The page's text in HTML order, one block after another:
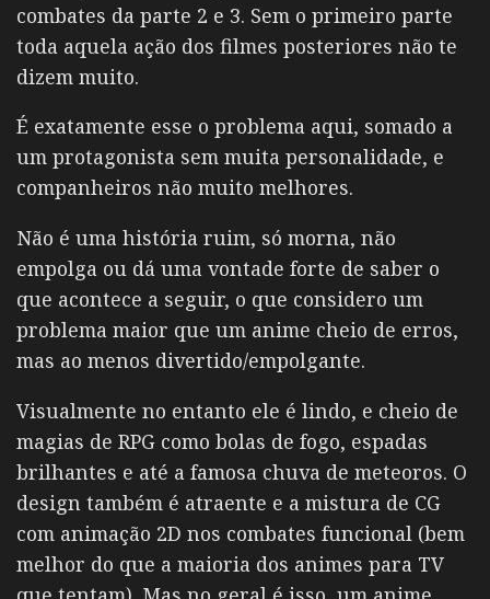
combates da parte 2 e 3. Sem o primeiro parte
toda aquela ação dos filmes posteriores não te
dizem muito.
É exatamente esse o problema aqui, somado a
um protagonista sem muita personalidade, e
companheiros não muito melhores.
Não é uma história ruim, só morna, não
empolga ou dá uma vontade forte de saber o
que acontece a seguir, o que considero um
problema maior que um anime cheio de erros,
mas ao menos divertido/empolgante.
Visualmente no entanto ele é lindo, e cheio de
magias de RPG como bolas de fogo, espadas
brilhantes e até a famosa chuva de meteoros. O
design também é atraente e a mistura de CG
com animação 2D nos combates funcional (bem
melhor do que a maioria dos animes para TV